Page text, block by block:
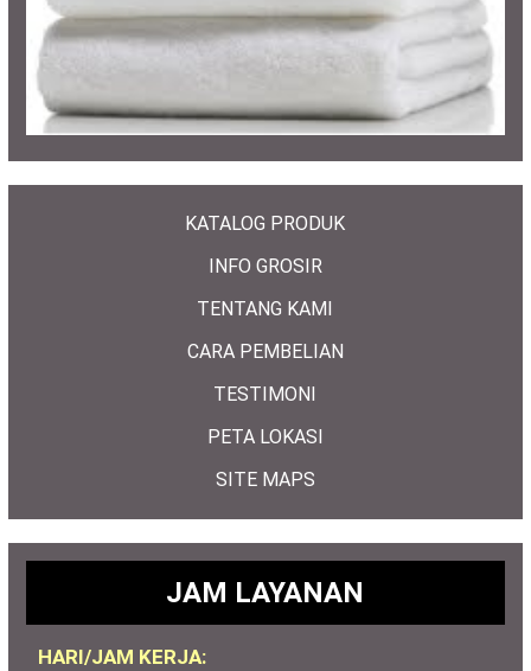
KATALOG PRODUK
INFO GROSIR
TENTANG KAMI
CARA PEMBELIAN
TESTIMONI
PETA LOKASI
SITE MAPS
JAM LAYANAN
HARI/JAM KERJA: